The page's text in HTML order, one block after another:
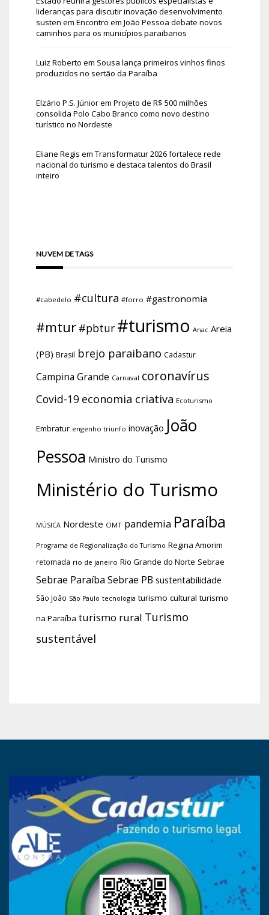
lideranças para discutir inovação desenvolvimento
susten em Encontro em João Pessoa debate novos
caminhos para os municípios paraibanos
Luiz Roberto em Sousa lança primeiros vinhos finos
produzidos no sertão da Paraíba
Elzário P.S. Júniorem Projeto de R$ 500 milhões
consolida Polo Cabo Branco como novo destino
turístico no Nordeste
Eliane Regis em Transformatur 2026 fortalece rede
nacional do turismo e destaca talentos do Brasil
inteiro
NUVEM DE TAGS
#cabedelo #cultura #forro #gastronomia
#mtur #pbtur #turismo Anac Areia
(PB) Brasil brejo paraibano Cadastur
Campina Grande Carnaval coronavírus
Covid-19 economia criativa Ecoturismo
Embratur engenho triunfo inovação João
Pessoa Ministro do Turismo
Ministério do Turismo
MÚSICA Nordeste OMT pandemia Paraíba
Programa de Regionalização do Turismo Regina Amorim
retomada rio de janeiro Rio Grande do Norte Sebrae
Sebrae Paraíba Sebrae PB sustentabilidade
São João São Paulo tecnologia turismo cultural turismo
na Paraíba turismo rural Turismo
sustentável